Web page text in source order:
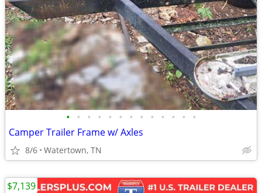
• • • • • • • • • • • • •
Camper Trailer Frame w/ Axles
8/6 Watertown, TN
$7,139